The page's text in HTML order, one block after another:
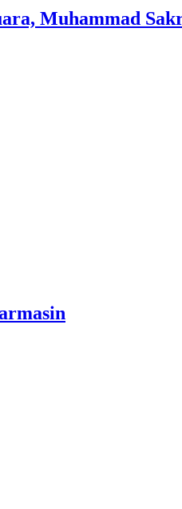
Muhammad